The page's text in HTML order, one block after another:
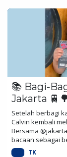
📚 Bagi-
Jakarta
Setelah berbagi
Calvin kembali
Bersama
bacaan sebagai
TK